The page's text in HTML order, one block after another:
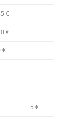
€
€
€
5 €